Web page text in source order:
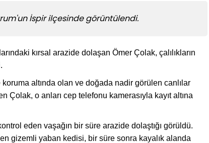
İspir ilçesinde görüntülendi.
kırsal arazide dolaşan Ömer Çolak, çalılıkların
altında olan ve doğada nadir görülen canlılar
Çolak, o anları cep telefonu kamerasıyla kayıt altına
eden vaşağın bir süre arazide dolaştığı görüldü.
gizemli yaban kedisi, bir süre sonra kayalık alanda